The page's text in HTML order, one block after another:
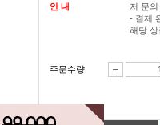
안 내
저 문의
- 결제
해당 상
주문수량